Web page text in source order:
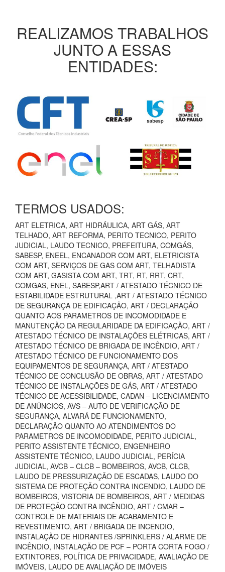
REALIZAMOS TRABALHOS
JUNTO A ESSAS
ENTIDADES:
TERMOS USADOS:
ART ELETRICA, ART HIDRÁULICA, ART GÁS, ART
TELHADO, ART REFORMA, PERITO TECNICO, PERITO
JUDICIAL, LAUDO TECNICO, PREFEITURA, COMGÁS,
SABESP, ENEEL, ENCANADOR COM ART, ELETRICISTA
COM ART, SERVIÇOS DE GAS COM ART, TELHADISTA
COM ART, GASISTA COM ART, TRT, RT, RRT, CRT,
COMGAS, ENEL, SABESP,ART / ATESTADO TÉCNICO DE
ESTABILIDADE ESTRUTURAL ,ART / ATESTADO TÉCNICO
DE SEGURANÇA DE EDIFICAÇÃO, ART / DECLARAÇÃO
QUANTO AOS PARAMETROS DE INCOMODIDADE E
MANUTENÇÃO DA REGULARIDADE DA EDIFICAÇÃO, ART /
ATESTADO TÉCNICO DE INSTALAÇÕES ELÉTRICAS, ART /
ATESTADO TÉCNICO DE BRIGADA DE INCÊNDIO, ART /
ATESTADO TÉCNICO DE FUNCIONAMENTO DOS
EQUIPAMENTOS DE SEGURANÇA, ART / ATESTADO
TÉCNICO DE CONCLUSÃO DE OBRAS, ART / ATESTADO
TÉCNICO DE INSTALAÇÕES DE GÁS, ART / ATESTADO
TÉCNICO DE ACESSIBILIDADE, CADAN – LICENCIAMENTO
DE ANÚNCIOS, AVS – AUTO DE VERIFICAÇÃO DE
SEGURANÇA, ALVARÁ DE FUNCIONAMENTO,
DECLARAÇÃO QUANTO AO ATENDIMENTOS DO
PARAMETROS DE INCOMODIDADE, PERITO JUDICIAL,
PERITO ASSISTENTE TÉCNICO, ENGENHEIRO
ASSISTENTE TÉCNICO, LAUDO JUDICIAL, PERÍCIA
JUDICIAL, AVCB – CLCB – BOMBEIROS, AVCB, CLCB,
LAUDO DE PRESSURIZAÇÃO DE ESCADAS, LAUDO DO
SISTEMA DE PROTEÇÃO CONTRA INCENDIO, LAUDO DE
BOMBEIROS, VISTORIA DE BOMBEIROS, ART / MEDIDAS
DE PROTEÇÃO CONTRA INCÊNDIO, ART / CMAR –
CONTROLE DE MATERIAIS DE ACABAMENTO E
REVESTIMENTO, ART / BRIGADA DE INCENDIO,
INSTALAÇÃO DE HIDRANTES /SPRINKLERS / ALARME DE
INCÊNDIO, INSTALAÇÃO DE PCF – PORTA CORTA FOGO /
EXTINTORES, POLÍTICA DE PRIVACIDADE, AVALIAÇÃO DE
IMÓVEIS, LAUDO DE AVALIAÇÃO DE IMÓVEIS